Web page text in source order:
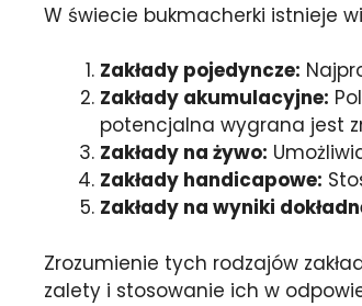
W świecie bukmacherki istnieje
Zakłady pojedyncze:
Zakłady akumulacyjne:
potencjalna wygrana jest
Zakłady na żywo:
Zakłady handicapowe:
Zakłady na wyniki
Zrozumienie tych rodzajów
zalety i stosowanie ich w